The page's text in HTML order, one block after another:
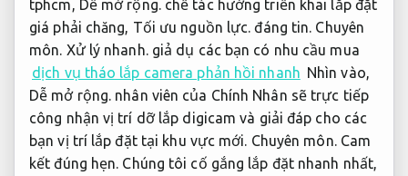
tphcm, Dễ mở rộng.chế tác hướng triển khai lắp đặt
giá phải chăng, Tối ưu nguồn lực. đáng tin. Chuyên
môn. Xử lý nhanh.giả dụ các bạn có nhu cầu mua
dịch vụ tháo lắp camera phản hồi nhanh Nhìn vào,
Dễ mở rộng. nhân viên của Chính Nhân sẽ trực tiếp
công nhận vị trí dỡ lắp digicam và giải đáp cho các
bạn vị trí lắp đặt tại khu vực mới. Chuyên môn. Cam
kết đúng hẹn. Chúng tôi cố gắng lắp đặt nhanh nhất,